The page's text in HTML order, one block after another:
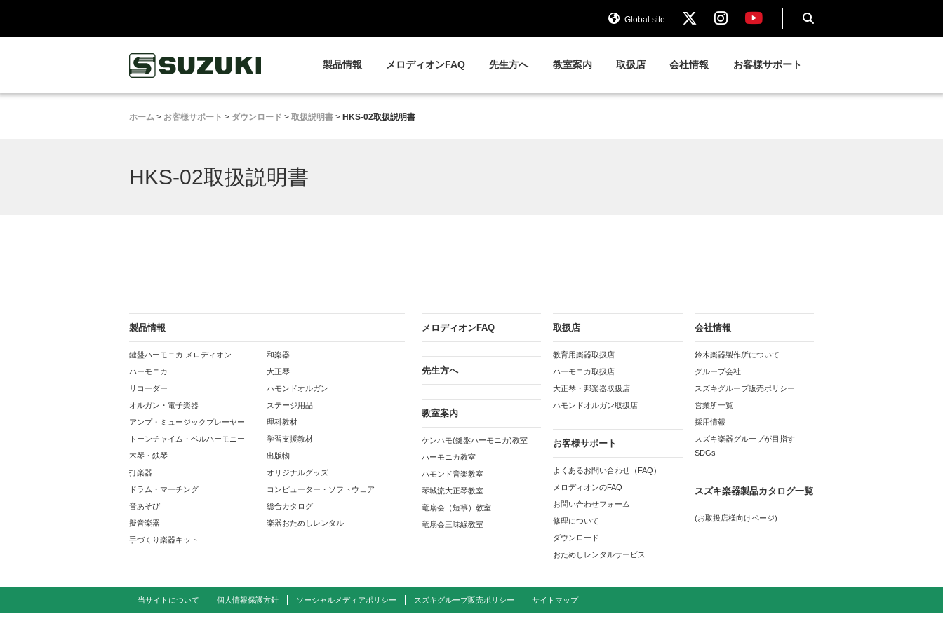
Global site
製品情報 メロディオンFAQ 先生方へ 教室案内 取扱店 会社情報 お客様サポート
ホーム > お客様サポート > ダウンロード > 取扱説明書 > HKS-02取扱説明書
HKS-02取扱説明書
製品情報
鍵盤ハーモニカ メロディオン
ハーモニカ
リコーダー
オルガン・電子楽器
アンプ・ミュージックプレーヤー
トーンチャイム・ベルハーモニー
木琴・鉄琴
打楽器
ドラム・マーチング
音あそび
擬音楽器
手づくり楽器キット
和楽器
大正琴
ハモンドオルガン
ステージ用品
理科教材
学習支援教材
出版物
オリジナルグッズ
コンピューター・ソフトウェア
総合カタログ
楽器おためしレンタル
メロディオンFAQ
先生方へ
教室案内
ケンハモ(鍵盤ハーモニカ)教室
ハーモニカ教室
ハモンド音楽教室
琴城流大正琴教室
竜扇会（短箏）教室
竜扇会三味線教室
取扱店
教育用楽器取扱店
ハーモニカ取扱店
大正琴・邦楽器取扱店
ハモンドオルガン取扱店
お客様サポート
よくあるお問い合わせ（FAQ）
メロディオンのFAQ
お問い合わせフォーム
修理について
ダウンロード
おためしレンタルサービス
会社情報
鈴木楽器製作所について
グループ会社
スズキグループ販売ポリシー
営業所一覧
採用情報
スズキ楽器グループが目指す
SDGs
スズキ楽器製品カタログ一覧
(お取扱店様向けページ)
当サイトについて 個人情報保護方針 ソーシャルメディアポリシー スズキグループ販売ポリシー サイトマップ